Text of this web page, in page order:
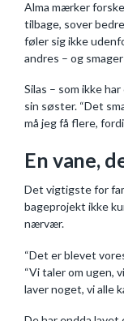
Alma mærker
tilbage, sover
føler sig ikke
andres – og
Silas – som ikke
sin søster. “Det
må jeg få flere,
En vane,
Det vigtigste for
bageprojekt ikke
nærvær.
“Det er blevet
“Vi taler om ugen,
laver noget, vi alle